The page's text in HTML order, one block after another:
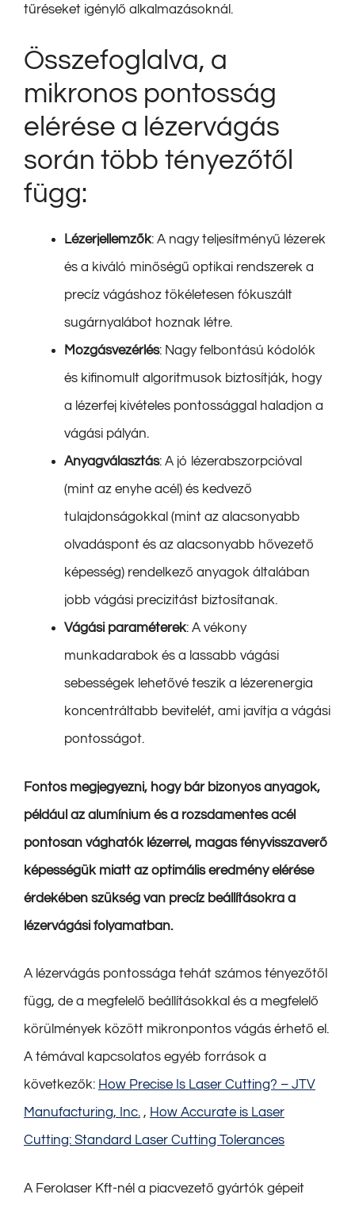
tűréseket igénylő alkalmazásoknál.
Összefoglalva, a
mikronos pontosság
elérése a lézervágás
során több tényezőtől
függ:
Lézerjellemzők: A nagy teljesítményű lézerek
és a kiváló minőségű optikai rendszerek a
precíz vágáshoz tökéletesen fókuszált
sugárnyalábot hoznak létre.
Mozgásvezérlés: Nagy felbontású kódolók
és kifinomult algoritmusok biztosítják, hogy
a lézerfej kivételes pontossággal haladjon a
vágási pályán.
Anyagválasztás: A jó lézerabszorpcióval
(mint az enyhe acél) és kedvező
tulajdonságokkal (mint az alacsonyabb
olvadáspont és az alacsonyabb hővezető
képesség) rendelkező anyagok általában
jobb vágási precizitást biztosítanak.
Vágási paraméterek: A vékony
munkadarabok és a lassabb vágási
sebességek lehetővé teszik a lézerenergia
koncentráltabb bevitelét, ami javítja a vágási
pontosságot.
Fontos megjegyezni, hogy bár bizonyos anyagok,
például az alumínium és a rozsdamentes acél
pontosan vághatók lézerrel, magas fényvisszaverő
képességük miatt az optimális eredmény elérése
érdekében szükség van precíz beállításokra a
lézervágási folyamatban.
A lézervágás pontossága tehát számos tényezőtől
függ, de a megfelelő beállításokkal és a megfelelő
körülmények között mikronpontos vágás érhető el.
A témával kapcsolatos egyéb források a
következők: How Precise Is Laser Cutting? – JTV
Manufacturing, Inc. , How Accurate is Laser
Cutting: Standard Laser Cutting Tolerances
A Ferolaser Kft-nél a piacvezető gyártók gépeit